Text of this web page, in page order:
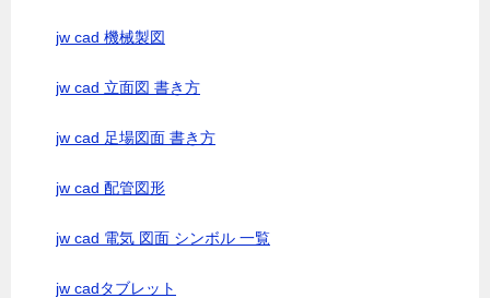
jw cad 機械製図
jw cad 立面図 書き方
jw cad 足場図面 書き方
jw cad 配管図形
jw cad 電気 図面 シンボル 一覧
jw cadタブレット